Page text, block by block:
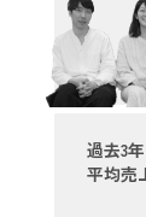
過去3年
平均売